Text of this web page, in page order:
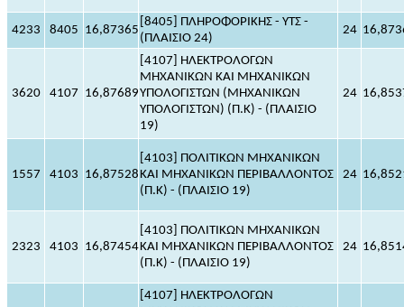
4233 8405 16,87365
[8405] ΠΛΗΡΟΦΟΡΙΚΗΣ - ΥΤΣ -
(ΠΛΑΙΣΙΟ 24)
24
3620 4107 16,87689
[4107] ΗΛΕΚΤΡΟΛΟΓΩΝ
ΜΗΧΑΝΙΚΩΝ ΚΑΙ ΜΗΧΑΝΙΚΩΝ
ΥΠΟΛΟΓΙΣΤΩΝ (ΜΗΧΑΝΙΚΩΝ
ΥΠΟΛΟΓΙΣΤΩΝ) (Π.Κ) - (ΠΛΑΙΣΙΟ
19)
24
1557 4103 16,87528
[4103] ΠΟΛΙΤΙΚΩΝ ΜΗΧΑΝΙΚΩΝ
ΚΑΙ ΜΗΧΑΝΙΚΩΝ ΠΕΡΙΒΑΛΛΟΝΤΟΣ
(Π.Κ) - (ΠΛΑΙΣΙΟ 19)
24
2323 4103 16,87454
[4103] ΠΟΛΙΤΙΚΩΝ ΜΗΧΑΝΙΚΩΝ
ΚΑΙ ΜΗΧΑΝΙΚΩΝ ΠΕΡΙΒΑΛΛΟΝΤΟΣ
(Π.Κ) - (ΠΛΑΙΣΙΟ 19)
24
[4107] ΗΛΕΚΤΡΟΛΟΓΩΝ